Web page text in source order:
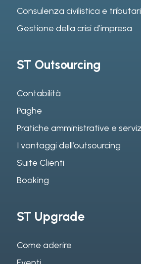
Consulenza civilistica e
Gestione della crisi d’impresa
ST Outsourcing
Contabilità
Paghe
Pratiche amministrative e
I vantaggi dell’outsourcing
Suite Clienti
Booking
ST Upgrade
Come aderire